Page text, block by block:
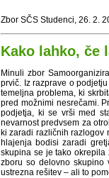
Zbor SČS Studenci, 26. 2.
Kako lahko, če
Minuli zbor
prvič. Iz razprave o
temeljna problema, ki
pred možnimi nesrečami.
podjetja, ki se vrši med
nevarnost predvsem za
ki zaradi različnih razlogov
hlajenja bodisi zaradi
skupina se je tako okrepila
zboru so delovno
ustrezna rešitev – ali to